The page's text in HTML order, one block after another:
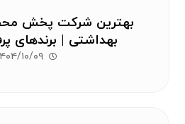
بهترین شرکت پخش
بهداشتی | برندهای
۱۴۰۴/۱۰/